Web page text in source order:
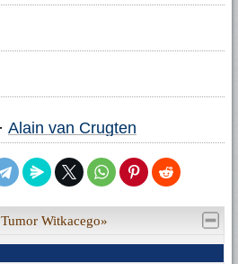
· Alain van Crugten
Witkacego»